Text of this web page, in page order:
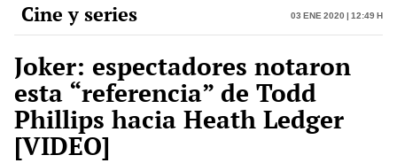
Cine y series 03 Ene 2020 | 12:49 h
Joker: espectadores notaron
esta “referencia” de Todd
Phillips hacia Heath Ledger
[VIDEO]